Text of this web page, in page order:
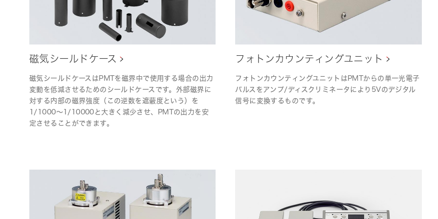
磁気シールドケース
磁気シールドケースはPMTを磁界中で使用する場合の出力
変動を低減させるためのシールドケースです。外部磁界に
対する内部の磁界強度（この逆数を遮蔽度という）を
1/1000～1/10000と大きく減少させ、PMTの出力を安
定させることができます。
フォトンカウンティングユニット
フォトンカウンティングユニットはPMTからの単一光電子
パルスをアンプ/ディスクリミネータにより5Vのデジタル
信号に変換するものです。